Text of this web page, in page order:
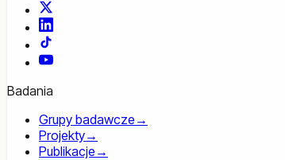
YouTube
Badania
Grupy badawcze →
Projekty→
Publikacje →